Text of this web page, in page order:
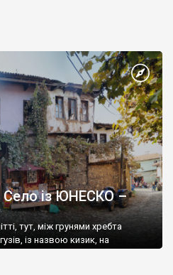
Село із ЮНЕСКО –
тут, між грунями хребта
із назвою кизик, на